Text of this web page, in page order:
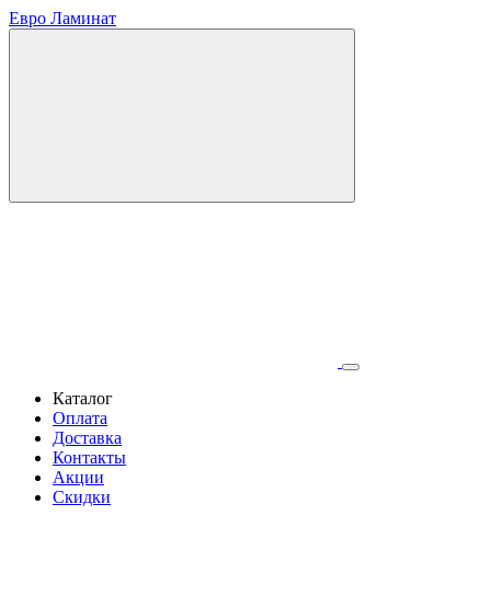
Евро Ламинат
Каталог
Оплата
Доставка
Контакты
Акции
Скидки